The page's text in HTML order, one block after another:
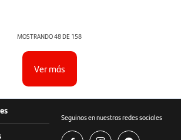
MOSTRANDO48DE 158
Ver más
Seguinos en nuestras redes sociales